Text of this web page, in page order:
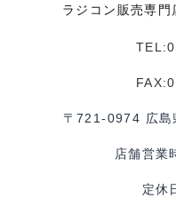
ラジコン販売専
〒721-0974 広島
店舗営
定休